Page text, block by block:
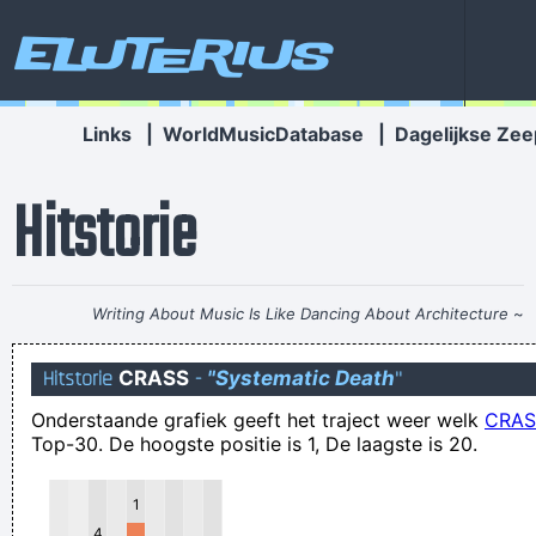
Eluterius
Links WorldMusicDatabase Dagelijkse
Hitstorie
Writing About Music Is Like Dancing About Architecture ~
Laurie Anderson
Enkel een smeerlap heeft het Leffe een bak bier mee te
brengen naar een aa-bijeenkomst!
Een afvallende bal voor Lazare, door een benenbos wringt de
Deze spectaculaire WIFI-stopper boost duur internet in
Hitstorie CRASS - "Systematic Death"
Onderstaande grafiek geeft het traject weer welk
Top-30. De hoogste positie is 1, De laagste is 20.
1